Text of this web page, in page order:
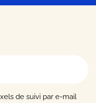
de suivi par e-mail